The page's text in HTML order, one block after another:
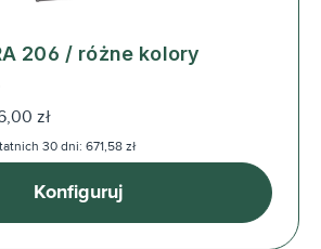
206 / różne kolory
zł
30 dni: 671,58 zł
Konfiguruj